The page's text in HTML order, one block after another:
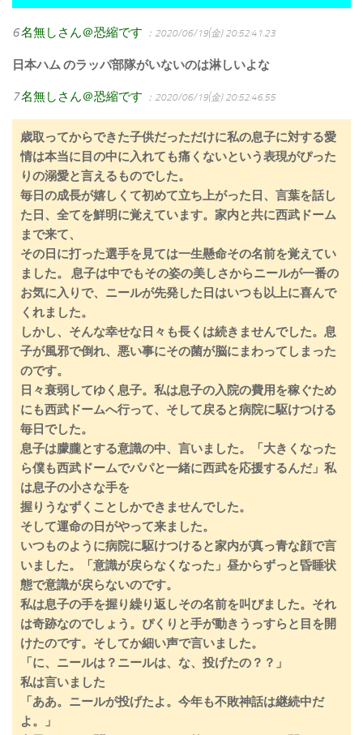
6名無しさん＠恐縮です ：2020/06/19(金) 20:52:41.23
日本ハム のラッパ部隊がいないのは淋しいよな
7名無しさん＠恐縮です ：2020/06/19(金) 20:52:46.55
歳取ってからできた子供だっただけに私の息子に対する愛
情は本当に目の中に入れても痛くないという表現がぴった
りの溺愛と言えるものでした。
毎日の成長が嬉しくて初めて立ち上がった日、言葉を話し
た日、全てを鮮明に覚えています。家内と共に西武ドーム
まで来て、
その日に打った選手を見ては一生懸命その名前を覚えてい
ました。 息子は中でもその姿の美しさからニールが一番の
お気に入りで、ニールが先発した日はいつも以上に喜んで
くれました。
しかし、そんな幸せな日々も長くは続きませんでした。息
子が風邪で倒れ、悪い事にその菌が脳にまわってしまった
のです。
日々衰弱してゆく息子。私は息子の入院の費用を稼ぐため
にも西武ドームへ行って、そして戻ると病院に駆けつける
毎日でした。
息子は朦朧とする意識の中、言いました。「大きくなった
ら僕も西武ドームでパパと一緒に西武を応援するんだ」私
は息子の小さな手を
握りうなずくことしかできませんでした。
そして運命の日がやって来ました。
いつものように病院に駆けつけると家内が真っ青な顔で言
いました。「意識が戻らなくなった」昼からずっと昏睡状
態で意識が戻らないのです。
私は息子の手を握り繰り返しその名前を叫びました。それ
は奇跡なのでしょう。ぴくりと手が動きうっすらと目を開
けたのです。そしてか細い声で言いました。
「に、ニールは？ニールは、な、投げたの？？」
私は言いました
「ああ。ニールが投げたよ。今年も不敗神話は継続中だ
よ。」